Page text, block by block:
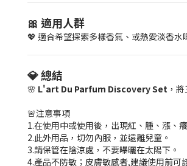
🎀 適用人群
💖 適合希望探索多樣香氣、或熱愛淡香水
💎 總結
🌸 L'art Du Parfum Discovery Set ，
🚨注意事項
1.在使用中或使用後，出現紅、腫、漲、
2.此外用品，切勿內服，並遠離兒童。
3.請保管在陰涼處，不要曝曬在太陽下。
4.產品不防敏；皮膚敏感者,建議使用前可